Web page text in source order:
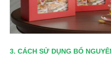
3. CÁCH SỬ DỤNG BỔ